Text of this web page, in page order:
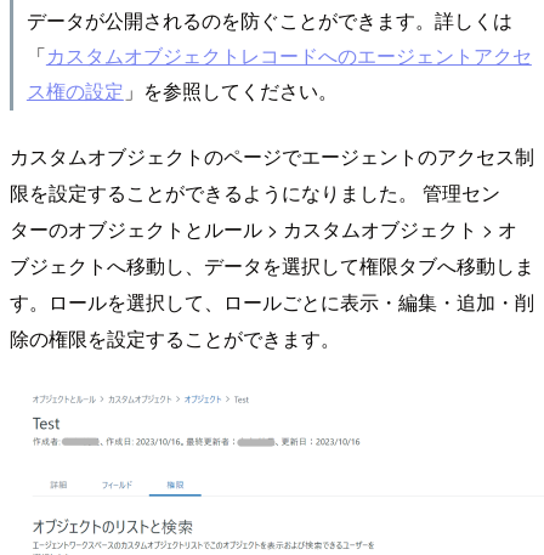
データが公開されるのを防ぐことができます。詳しくは
「カスタムオブジェクトレコードへのエージェントアクセ
ス権の設定 」を参照してください。
カスタムオブジェクトのページでエージェントのアクセス制
限を設定することができるようになりました。 管理セン
ターのオブジェクトとルール > カスタムオブジェクト > オ
ブジェクトへ移動し、データを選択して権限タブへ移動しま
す。ロールを選択して、ロールごとに表示・編集・追加・削
除の権限を設定することができます。